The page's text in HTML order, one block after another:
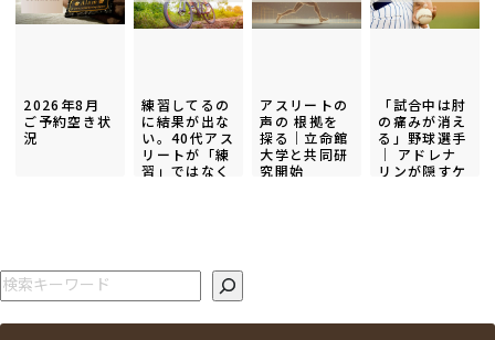
2026年8月
ご予約空き状
況
練習してるの
に結果が出な
い。40代アス
リートが「練
習」ではなく
アスリートの
声の 根拠を
探る｜立命館
大学と共同研
究開始
「試合中は肘
の痛みが消え
る」野球選手
│ アドレナ
リンが隠すケ
検索